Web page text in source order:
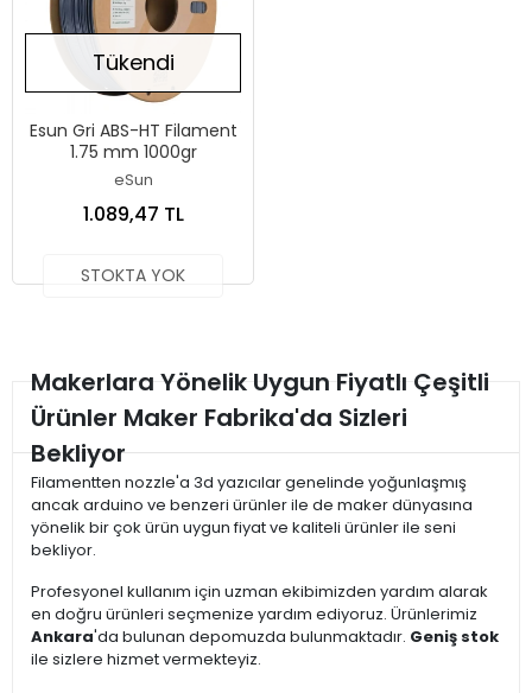
Tükendi
Esun Gri ABS-HT Filament
1.75 mm 1000gr
eSun
1.089,47 TL
STOKTA YOK
Makerlara Yönelik Uygun Fiyatlı Çeşitli
Ürünler Maker Fabrika'da Sizleri
Bekliyor
Filamentten nozzle'a 3d yazıcılar genelinde yoğunlaşmış
ancak arduino ve benzeri ürünler ile de maker dünyasına
yönelik bir çok ürün uygun fiyat ve kaliteli ürünler ile seni
bekliyor.
Profesyonel kullanım için uzman ekibimizden yardım alarak
en doğru ürünleri seçmenize yardım ediyoruz. Ürünlerimiz
Ankara'da bulunan depomuzda bulunmaktadır. Geniş stok
ile sizlere hizmet vermekteyiz.